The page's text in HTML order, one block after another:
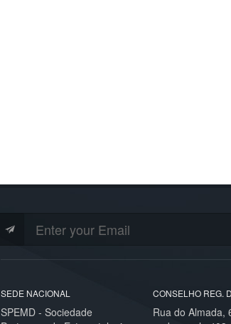
SEDE NACIONAL
SPEMD - Sociedade
CONSELHO REG.
Rua do Almada,